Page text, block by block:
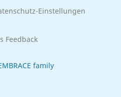
Einstellungen
Feedback
family